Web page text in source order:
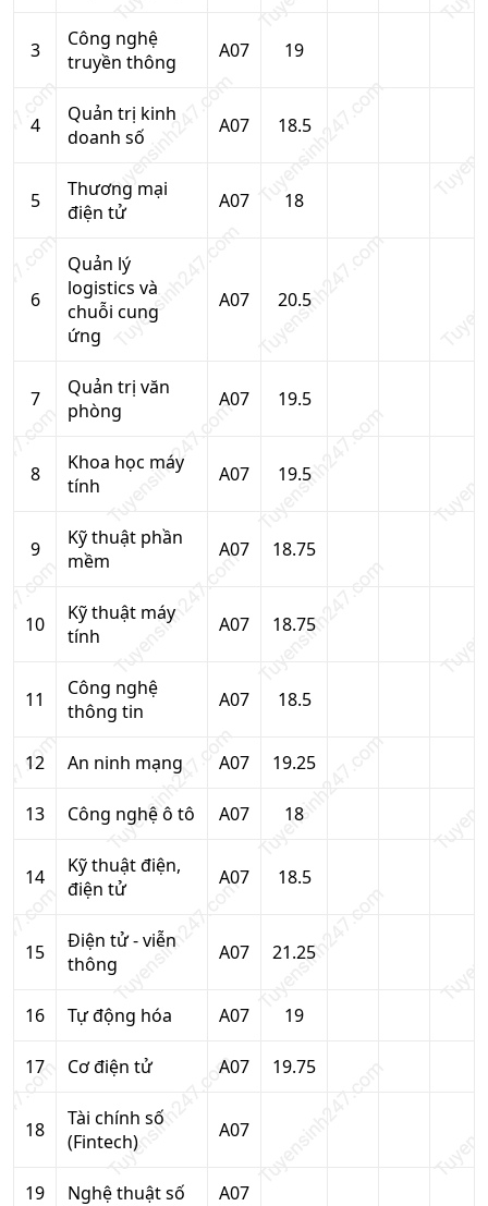
3
Công nghệ
truyền thông
A07 19
4
Quản trị kinh
doanh số
A07 18.5
5
Thương mại
điện tử
A07 18
6
Quản lý
logistics và
chuỗi cung
ứng
A07 20.5
7
Quản trị văn
phòng
A07 19.5
8
Khoa học máy
tính
A07 19.5
9
Kỹ thuật phần
mềm
A07 18.75
10
Kỹ thuật máy
tính
A07 18.75
11
Công nghệ
thông tin
A07 18.5
12 An ninh mạng A07 19.25
13 Công nghệ ô tô A07 18
14
Kỹ thuật điện,
điện tử
A07 18.5
15
Điện tử - viễn
thông
A07 21.25
16 Tự động hóa A07 19
17 Cơ điện tử A07 19.75
18
Tài chính số
(Fintech)
A07
19 Nghệ thuật số A07